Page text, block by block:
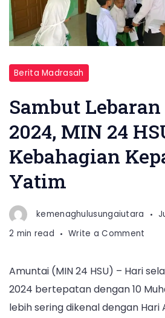
Berita Madrasah
Sambut
2024, MIN 24
Kebahagian
Yatim
kemenaghulusungaiutara
2 min read
Write a Comment
MIN
Amuntai (MIN 24 HSU) – Hari
2024 bertepatan dengan 10
lebih sering dikenal dengan Hari